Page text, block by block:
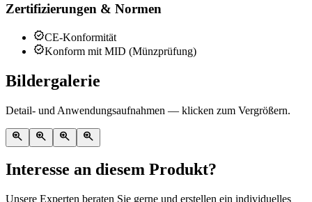
Zertifizierungen & Normen
verifiedCE-Konformität
verifiedKonform mit MID (Münzprüfung)
Bildergalerie
Detail- und Anwendungsaufnahmen — klicken zum Vergrößern.
zoom_in zoom_in zoom_in zoom_in
Interesse an diesem Produkt?
Unsere Experten beraten Sie gerne und erstellen ein individuelles